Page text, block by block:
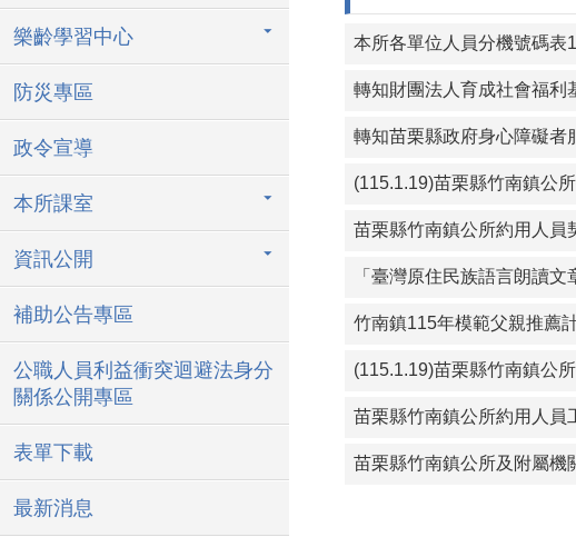
樂齡學習中心
防災專區
政令宣導
本所課室
資訊公開
補助公告專區
公職人員利益衝突迴避法身分
關係公開專區
表單下載
最新消息
本所各單位人員分機號碼表
(115.1.19)苗栗縣竹南鎮公
苗栗縣竹南鎮公所約用人員
「臺灣原住民族語言朗讀
(115.1.19)苗栗縣竹南鎮公
苗栗縣竹南鎮公所及附屬機